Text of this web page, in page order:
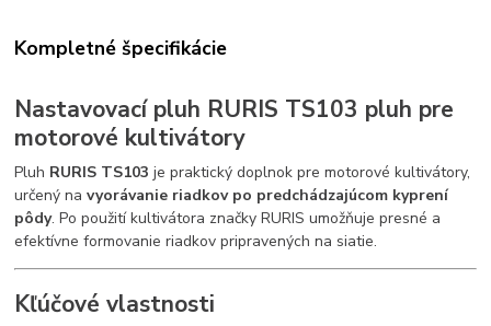
Kompletné špecifikácie
Nastavovací pluh RURIS TS103 pluh pre
motorové kultivátory
Pluh RURIS TS103 je praktický doplnok pre motorové kultivátory,
určený navyorávanie riadkov po predchádzajúcom kyprení
pôdy. Po použití kultivátora značkyRURIS umožňuje presné a
efektívne formovanie riadkov pripravených na siatie.
Kľúčové vlastnosti